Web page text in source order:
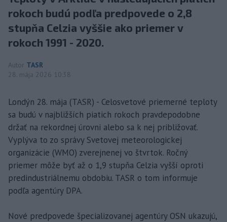
rokoch budú podľa predpovede o 2,8
stupňa Celzia vyššie ako priemer v
rokoch 1991 - 2020.
Autor TASR
28. mája 2026 10:38
Londýn 28. mája (TASR) - Celosvetové priemerné teploty
sa budú v najbližších piatich rokoch pravdepodobne
držať na rekordnej úrovni alebo sa k nej približovať.
Vyplýva to zo správy Svetovej meteorologickej
organizácie (WMO) zverejnenej vo štvrtok. Ročný
priemer môže byť až o 1,9 stupňa Celzia vyšší oproti
predindustriálnemu obdobiu. TASR o tom informuje
podľa agentúry DPA.
Nové predpovede špecializovanej agentúry OSN ukazujú,